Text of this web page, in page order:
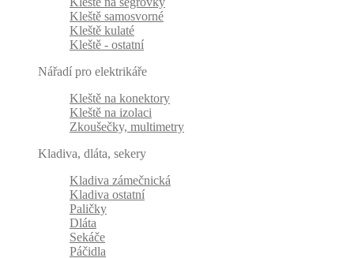
Kleště samosvorné
Kleště kulaté
Kleště - ostatní
Nářadí pro elektrikáře
Kleště na konektory
Kleště na izolaci
Zkoušečky, multimetry
Kladiva, dláta, sekery
Kladiva zámečnická
Kladiva ostatní
Paličky
Dláta
Sekáče
Páčidla